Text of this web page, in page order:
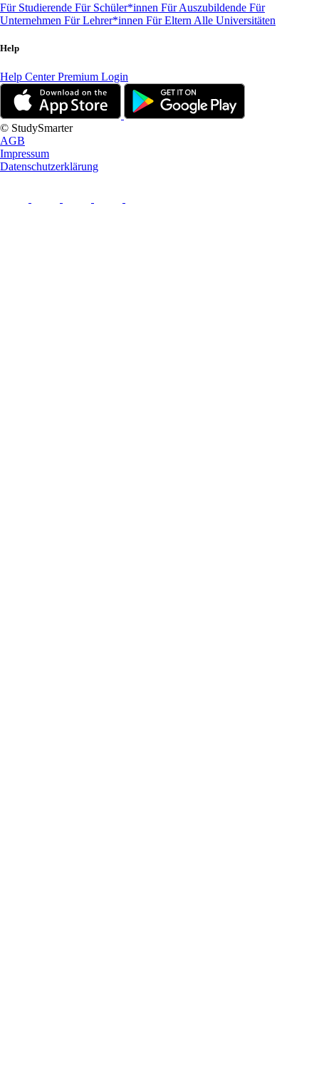
Für Studierende Für Schüler*innen Für Auszubildende Für
Unternehmen Für Lehrer*innen Für Eltern Alle Universitäten
Help
Help CenterPremium Login
© StudySmarter
AGB
Impressum
Datenschutzerklärung